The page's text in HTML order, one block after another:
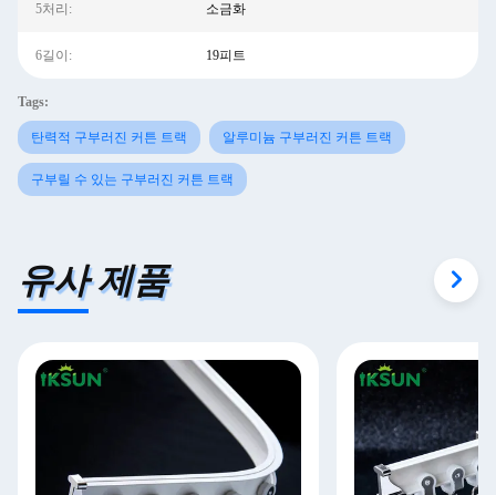
5처리: 소금화
6길이: 19피트
Tags:
탄력적 구부러진 커튼 트랙 알루미늄 구부러진 커튼 트랙
구부릴 수 있는 구부러진 커튼 트랙
유사 제품